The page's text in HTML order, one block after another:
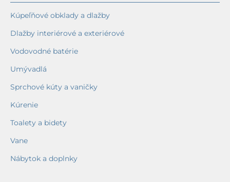
Kúpeľňové obklady a dlažby
Dlažby interiérové a exteriérové
Vodovodné batérie
Umývadlá
Sprchové kúty a vaničky
Kúrenie
Toalety a bidety
Vane
Nábytok a doplnky